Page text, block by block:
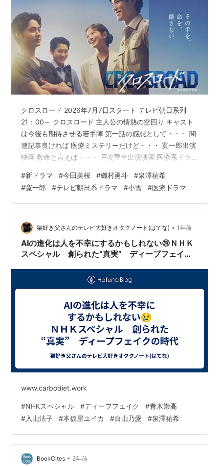
クロスロード 2026年7月7日スタート テレビ朝日系列
21：00～ クロスロード 主人公の情熱の空回り キャスト
は今後も期待させる若手陣 第一話の感想として・・・ 関
連記事良ければ 医療ミステリーだけど・・・ 寛一郎出演
映画 救命と言えば・・・ 戸次重幸出演映画 医療系ドラ
げられる救命・警察・救急隊が交差するという設定に惹
かれて観賞しました。 主人公の情熱の空回り 率直な感想
を言えば、第1話の時点では「ちょっと見ているのが辛
い」と感じる場面が多くありました。 「命を助けたい」
という主人公の情熱は十分伝わるのですが、「助ける」
と言う言葉半面実…
#新ドラマ #今田美桜 #磯村勇斗 #泉澤祐希
#寛一郎 #テレビ朝日系ドラマ #小雪 #医療ドラマ
猫好き父さんのテレビ大好きオタクノート(はてな) • 1年前
AIの進化は人を不幸にするかもしれない😢ＮＨＫ
スペシャル 創られた“真実” ディープフェイク
www.carbodiet.work
#NHKスペシャル #ディープフェイク #青木崇高
#入山法子 #本仮屋ユイカ #白山乃愛 #泉澤祐希
BookCites • 2年前